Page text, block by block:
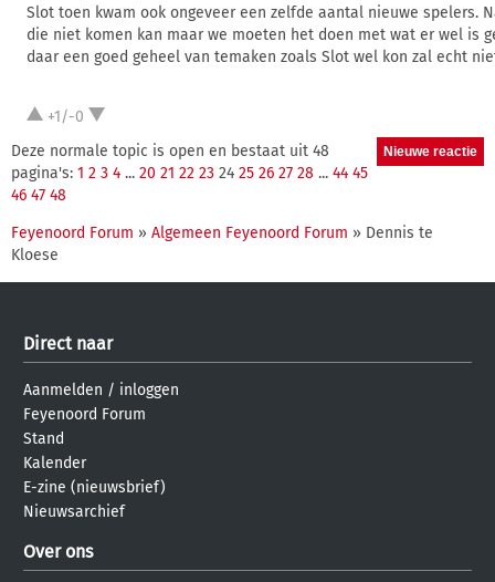
Slot toen kwam ook ongeveer een zelfde aantal nieuwe spelers.
die niet komen kan maar we moeten het doen met wat er wel is
daar een goed geheel van temaken zoals Slot wel kon zal echt
+1/-0
Deze normale topic is open en bestaat uit 48
pagina's: 1 2 3 4 ... 20 21 22 23 24 25 26 27 28 ... 44 45
46 47 48
Feyenoord Forum » Algemeen Feyenoord Forum » Dennis te
Kloese
Direct naar
Aanmelden / inloggen
Feyenoord Forum
Stand
Kalender
E-zine (nieuwsbrief)
Nieuwsarchief
Over ons